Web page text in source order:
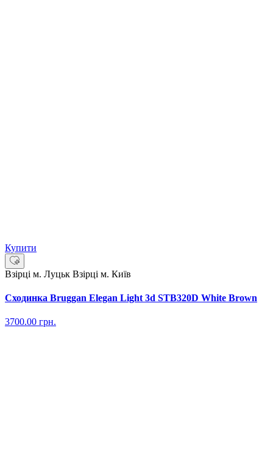
Купити
Взірці м. Луцьк Взірці м. Київ
Сходинка Bruggan Elegan Light 3d STB320D White Brown
3700.00 грн.